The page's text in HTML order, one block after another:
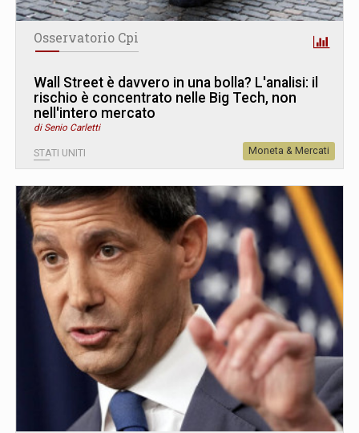
Osservatorio Cpi
Wall Street è davvero in una bolla? L'analisi: il
rischio è concentrato nelle Big Tech, non
nell'intero mercato
di Senio Carletti
STATI UNITI Moneta & Mercati